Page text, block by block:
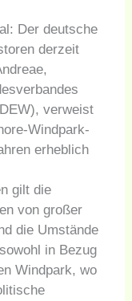
Der deutsche
derzeit
verweist
Windpark-
erheblich
gilt die
von großer
die Umstände
in Bezug
Windpark, wo